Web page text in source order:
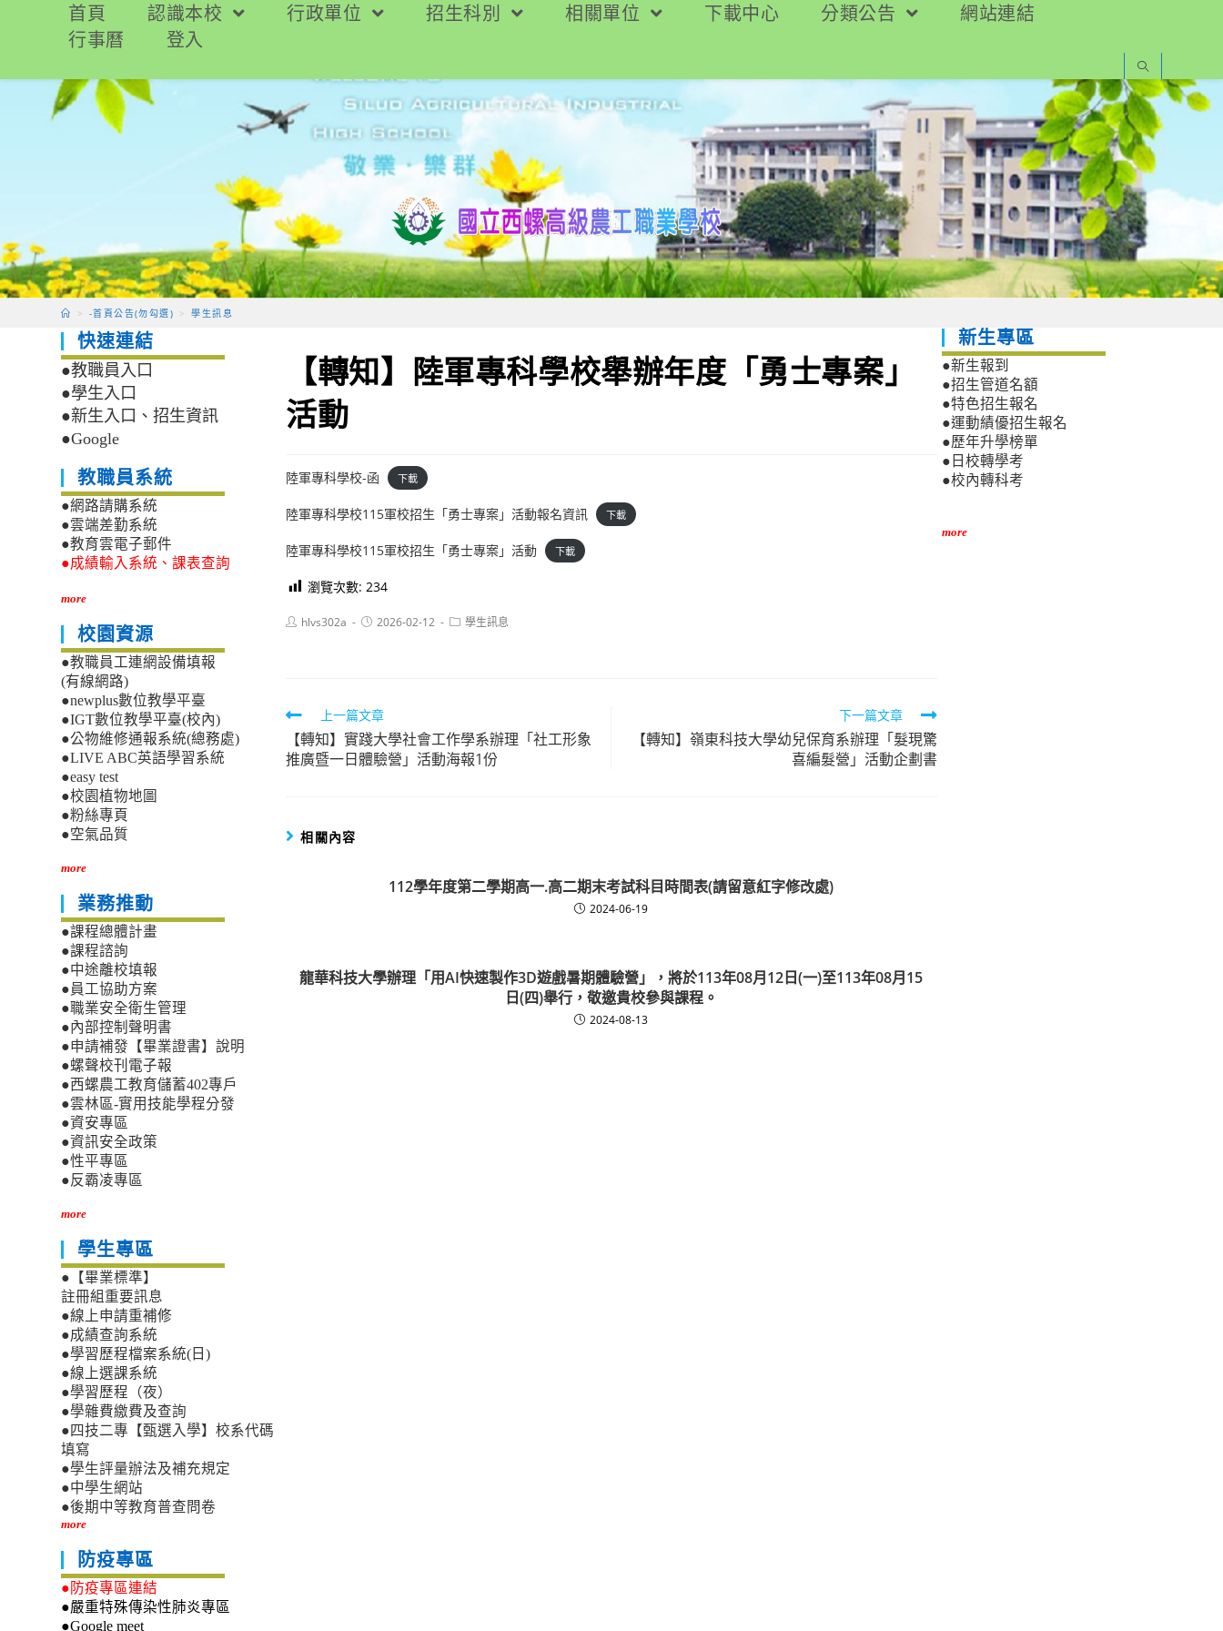
要
首頁 認識本校 行政單位 招生科別 相關單位 下載中心 分類公告
網站連結
行事曆
登入
> -首頁公告(勿勾選) > 學生訊息
【轉知】陸軍專科學校舉辦年度「勇士專案」
活動
陸軍專科學校-函 下載
陸軍專科學校115軍校招生「勇士專案」活動報名資訊 下載
陸軍專科學校115軍校招生「勇士專案」活動 下載
瀏覽次數: 234
Posthlvs302a
Post2026-02-12
Post學生訊息
Read
more
articles
上一篇文章
【轉知】實踐大學社會工作學系辦理「社工形象
推廣暨一日體驗營」活動海報1份
下一篇文章
【轉知】嶺東科技大學幼兒保育系辦理「髮現驚
喜編髮營」活動企劃書
相關內容
112學年度第二學期高一.高二期末考試科目時間表(請留意紅字修改處)
2024-06-19
龍華科技大學辦理「用AI快速製作3D遊戲暑期體驗營」，將於113年08月12日(一)至113年08月15
日(四)舉行，敬邀貴校參與課程。
2024-08-13
快速連結
●教職員入口
●學生入口
●新生入口、招生資訊
●Google
教職員系統
●網路請購系統
●雲端差勤系統
●教育雲電子郵件
●成績輸入系統、課表查詢
more
校園資源
●教職員工連網設備填報
(有線網路)
●newplus數位教學平臺
●IGT數位教學平臺(校內)
●公物維修通報系統(總務處)
●LIVE ABC英語學習系統
●easy test
●校園植物地圖
●粉絲專頁
●空氣品質
more
業務推動
●課程總體計畫
●課程諮詢
●中途離校填報
●員工協助方案
●職業安全衛生管理
●內部控制聲明書
●申請補發【畢業證書】說明
●螺聲校刊電子報
●西螺農工教育儲蓄402專戶
●雲林區-實用技能學程分發
●資安專區
●資訊安全政策
●性平專區
●反霸凌專區
more
學生專區
●【畢業標準】
註冊組重要訊息
●線上申請重補修
●成績查詢系統
●學習歷程檔案系統(日)
●線上選課系統
●學習歷程（夜）
●學雜費繳費及查詢
●四技二專【甄選入學】校系代碼
填寫
●學生評量辦法及補充規定
●中學生網站
●後期中等教育普查問卷
more
防疫專區
●防疫專區連結
●嚴重特殊傳染性肺炎專區
●Google meet
新生專區
●新生報到
●招生管道名額
●特色招生報名
●運動績優招生報名
●歷年升學榜單
●日校轉學考
●校內轉科考
more